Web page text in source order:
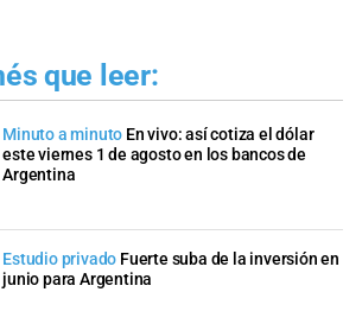
que leer:
Minuto a minuto En vivo: así cotiza el dólar
este viernes 1 de agosto en los bancos de
Argentina
Estudio privado Fuerte suba de la inversión en
junio para Argentina